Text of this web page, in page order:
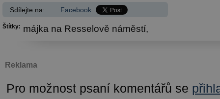
Sdílejte na: Facebook
Štítky: májka na Resselově náměstí,
Reklama
Pro možnost psaní komentářů se